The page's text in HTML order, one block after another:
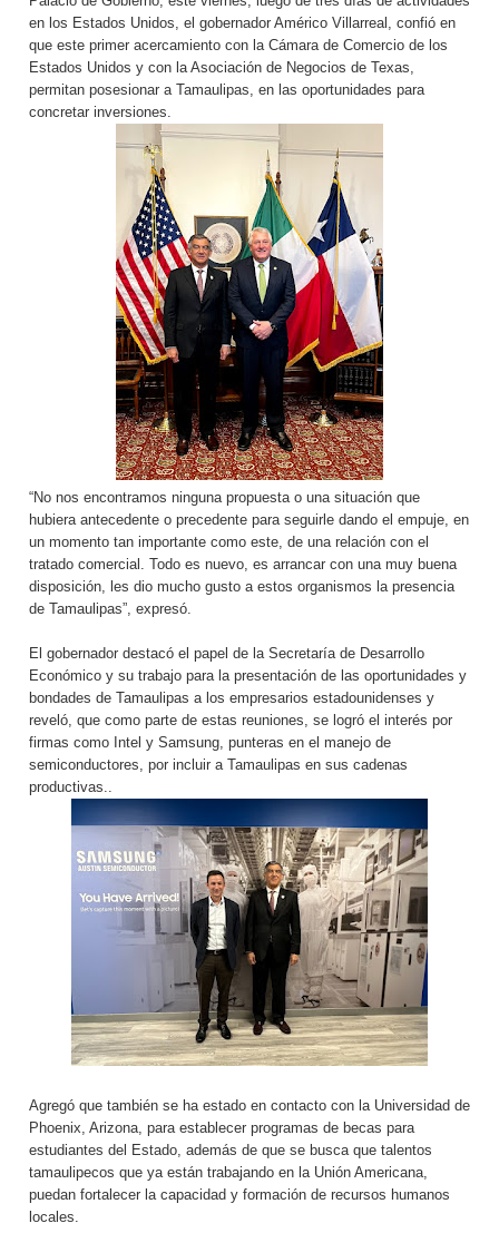
en los Estados Unidos, el gobernador Américo Villarreal, confió en
que este primer acercamiento con la Cámara de Comercio de los
Estados Unidos y con la Asociación de Negocios de Texas,
permitan posesionar a Tamaulipas, en las oportunidades para
concretar inversiones.
“No nos encontramos ninguna propuesta o una situación que
hubiera antecedente o precedente para seguirle dando el empuje, en
un momento tan importante como este, de una relación con el
tratado comercial. Todo es nuevo, es arrancar con una muy buena
disposición, les dio mucho gusto a estos organismos la presencia
de Tamaulipas”, expresó.
El gobernador destacó el papel de la Secretaría de Desarrollo
Económico y su trabajo para la presentación de las oportunidades y
bondades de Tamaulipas a los empresarios estadounidenses y
reveló, que como parte de estas reuniones, se logró el interés por
firmas como Intel y Samsung, punteras en el manejo de
semiconductores, por incluir a Tamaulipas en sus cadenas
productivas..
Agregó que también se ha estado en contacto con la Universidad de
Phoenix, Arizona, para establecer programas de becas para
estudiantes del Estado, además de que se busca que talentos
tamaulipecos que ya están trabajando en la Unión Americana,
puedan fortalecer la capacidad y formación de recursos humanos
locales.